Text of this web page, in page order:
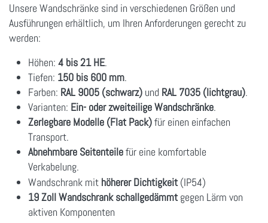
Unsere Wandschränke sind in verschiedenen Größen und
Ausführungen erhältlich, um Ihren Anforderungen gerecht zu
werden:
Höhen: 4 bis 21 HE.
Tiefen: 150 bis 600 mm.
Farben: RAL 9005 (schwarz) und RAL 7035 (lichtgrau).
Varianten: Ein- oder zweiteilige Wandschränke.
Zerlegbare Modelle (Flat Pack)für einen einfachen
Transport.
Abnehmbare Seitenteilefür eine komfortable
Verkabelung.
Wandschrank mit höherer Dichtigkeit (IP54)
19 Zoll Wandschrank schallgedämmt gegen Lärm von
aktiven Komponenten